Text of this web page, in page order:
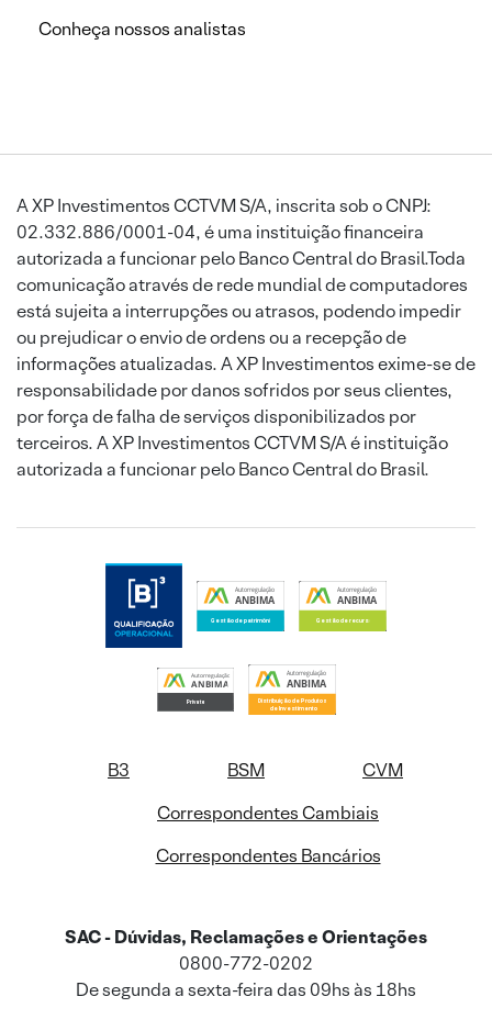
Conheça nossos analistas
A XP Investimentos CCTVM S/A, inscrita sob o CNPJ:
02.332.886/0001-04, é uma instituição financeira
autorizada a funcionar pelo Banco Central do Brasil.Toda
comunicação através de rede mundial de computadores
está sujeita a interrupções ou atrasos, podendo impedir
ou prejudicar o envio de ordens ou a recepção de
informações atualizadas. A XP Investimentos exime-se de
responsabilidade por danos sofridos por seus clientes,
por força de falha de serviços disponibilizados por
terceiros. A XP Investimentos CCTVM S/A é instituição
autorizada a funcionar pelo Banco Central do Brasil.
B3 BSM
CVM
Correspondentes Cambiais
Correspondentes Bancários
SAC - Dúvidas, Reclamações e Orientações
0800-772-0202
De segunda a sexta-feira das 09hs às 18hs